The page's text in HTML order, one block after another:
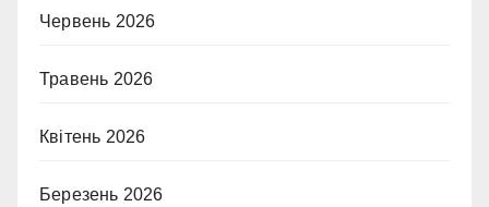
Червень 2026
Травень 2026
Квітень 2026
Березень 2026